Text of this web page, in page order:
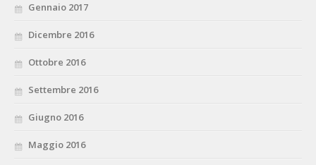
Gennaio 2017
Dicembre 2016
Ottobre 2016
Settembre 2016
Giugno 2016
Maggio 2016